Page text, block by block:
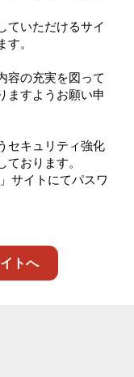
ていただけるサイ
す。
容の充実を図って
ますようお願い申
セキュリティ強化
おります。
サイトにてパスワ
トへ